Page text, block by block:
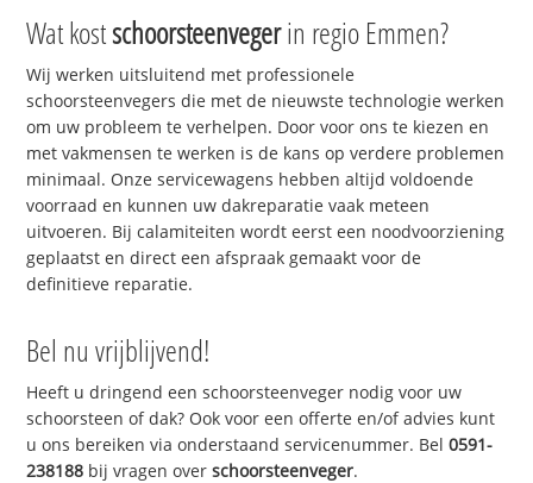
Wat kostschoorsteenvegerin regio Emmen?
Wij werken uitsluitend met professionele
schoorsteenvegers die met de nieuwste technologie werken
om uw probleem te verhelpen. Door voor ons te kiezen en
met vakmensen te werken is de kans op verdere problemen
minimaal. Onze servicewagens hebben altijd voldoende
voorraad en kunnen uw dakreparatie vaak meteen
uitvoeren. Bij calamiteiten wordt eerst een noodvoorziening
geplaatst en direct een afspraak gemaakt voor de
definitieve reparatie.
Bel nu vrijblijvend!
Heeft u dringend een schoorsteenveger nodig voor uw
schoorsteen of dak? Ook voor een offerte en/of advies kunt
u ons bereiken via onderstaand servicenummer. Bel0591-
238188 bij vragen overschoorsteenveger.